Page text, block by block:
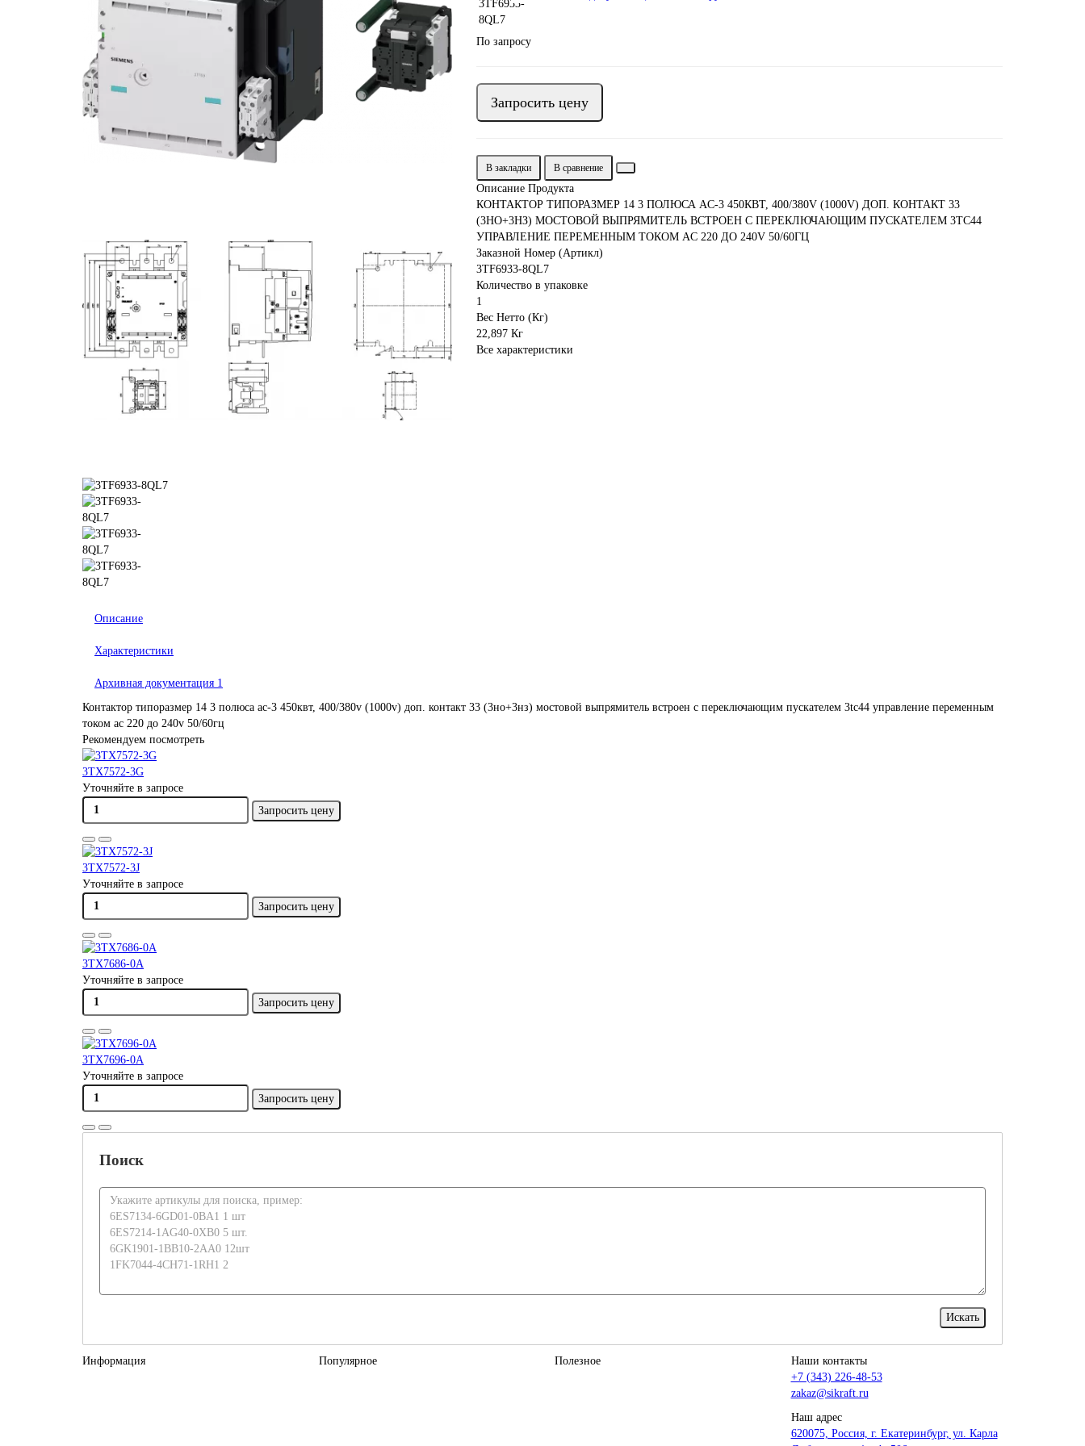
По запросу
Запросить цену
В закладки В сравнение
Описание Продукта
КОНТАКТОР ТИПОРАЗМЕР 14 3 ПОЛЮСА AC-3 450КВТ, 400/380V (1000V) ДОП. КОНТАКТ 33
(3НО+3НЗ) МОСТОВОЙ ВЫПРЯМИТЕЛЬ ВСТРОЕН С ПЕРЕКЛЮЧАЮЩИМ ПУСКАТЕЛЕМ 3TC44
УПРАВЛЕНИЕ ПЕРЕМЕННЫМ ТОКОМ AC 220 ДО 240V 50/60ГЦ
Заказной Номер (Артикл)
3TF6933-8QL7
Количество в упаковке
1
Вес Нетто (Кг)
22,897 Кг
Все характеристики
Описание
Характеристики
Архивная документация 1
Контактор типоразмер 14 3 полюса ac-3 450квт, 400/380v (1000v) доп. контакт 33 (3но+3нз) мостовой выпрямитель встроен с переключающим пускателем 3tc44 управление переменным
током ac 220 до 240v 50/60гц
Рекомендуем посмотреть
3TX7572-3G
Уточняйте в запросе
Запросить цену
3TX7572-3J
Уточняйте в запросе
Запросить цену
3TX7686-0A
Уточняйте в запросе
Запросить цену
3TX7696-0A
Уточняйте в запросе
Запросить цену
Поиск
Информация Популярное Полезное
Наши контакты
+7 (343) 226-48-53
zakaz@sikraft.ru
Наш адрес
620075, Россия, г. Екатеринбург, ул. Карла